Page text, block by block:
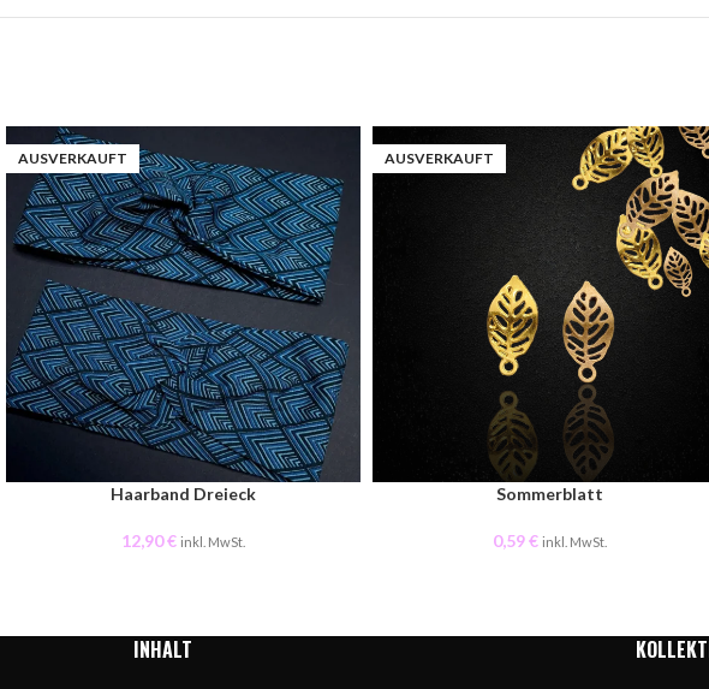
AUSVERKAUFT
Haarband Dreieck
12,90€ inkl. MwSt.
AUSVERKAUFT
Sommerblatt
0,59€ inkl. MwSt.
INHALT